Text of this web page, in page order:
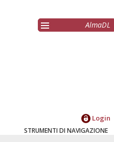
AlmaDL
Login
STRUMENTI DI NAVIGAZIONE